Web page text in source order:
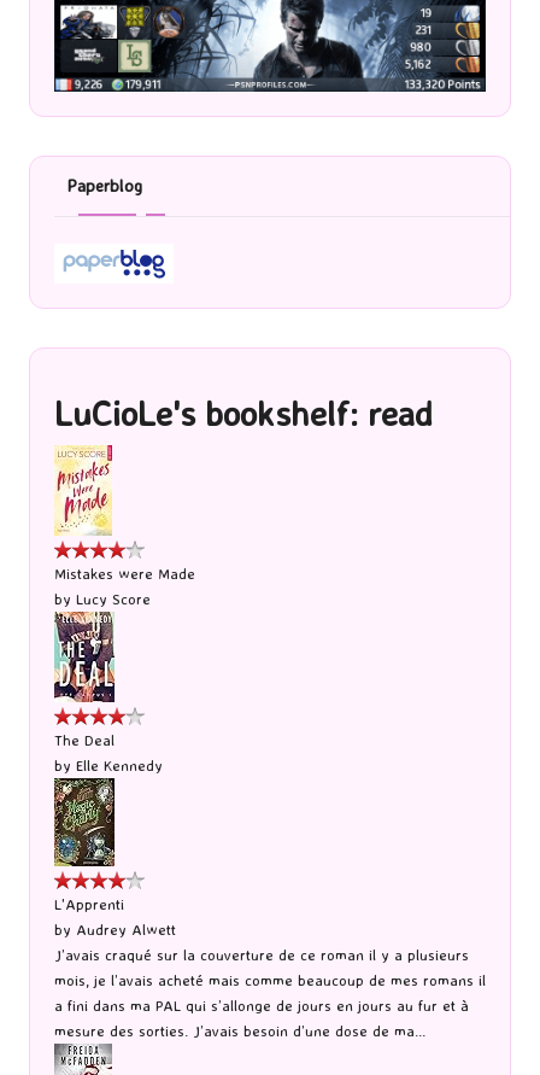
Paperblog
LuCioLe's bookshelf: read
Mistakes were Made
by Lucy Score
The Deal
by Elle Kennedy
L'Apprenti
by Audrey Alwett
J’avais craqué sur la couverture de ce roman il y a plusieurs
mois, je l’avais acheté mais comme beaucoup de mes romans il
a fini dans ma PAL qui s’allonge de jours en jours au fur et à
mesure des sorties. J’avais besoin d’une dose de ma...